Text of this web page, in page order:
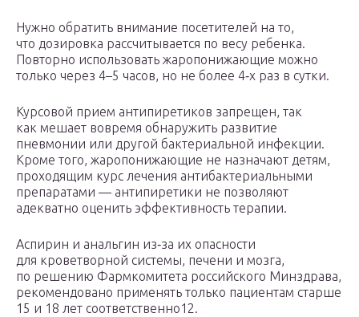
Нужно обратить внимание посетителей на то,
что дозировка рассчитывается по весу ребенка.
Повторно использовать жаропонижающие можно
только через 4–5 часов, но не более 4‑х раз в сутки.
Курсовой прием антипиретиков запрещен, так
как мешает вовремя обнаружить развитие
пневмонии или другой бактериальной инфекции.
Кроме того, жаропонижающие не назначают детям,
проходящим курс лечения антибактериальными
препаратами — антипиретики не позволяют
адекватно оценить эффективность терапии.
Аспирин и анальгин из‑за их опасности
для кроветворной системы, печени и мозга,
по решению Фармкомитета российского Минздрава,
рекомендовано применять только пациентам старше
15 и 18 лет соответственно12.